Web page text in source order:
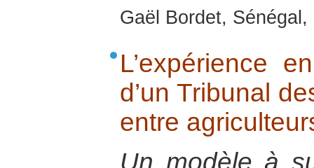
Gaël Bordet,
L’expérience
d’un Tribunal
entre
Un modèle à